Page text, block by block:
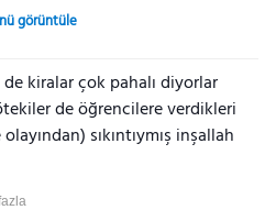
görüntüle
kiralar çok pahalı diyorlar
de öğrencilere verdikleri
sıkıntıymış inşallah